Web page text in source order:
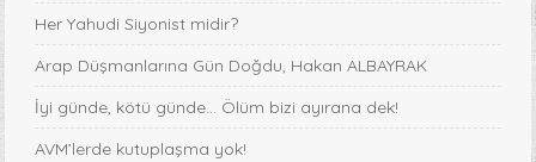
Her Yahudi Siyonist midir?
Arap Düşmanlarına Gün Doğdu, Hakan ALBAYRAK
İyi günde, kötü günde... Ölüm bizi ayırana dek!
AVM’lerde kutuplaşma yok!